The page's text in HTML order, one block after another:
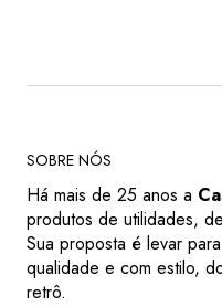
SOBRE NÓS
Há mais de 25 anos a
produtos de utilidades,
Sua proposta é levar
qualidade e com estilo,
retrô.